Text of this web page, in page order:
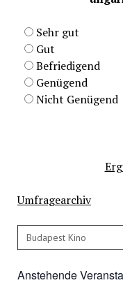
Sehr gut
Gut
Befriedigend
Genügend
Nicht Genügend
Umfragearchiv
Suchen
Anstehende